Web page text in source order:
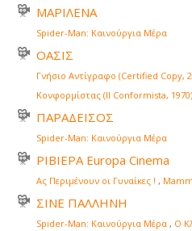
ΜΑΡΙΛΕΝΑ
Spider-Man: Καινούργια Μέρα
ΟΑΣΙΣ
Γνήσιο Αντίγραφο (Certified Copy,
Κονφορμίστας (Il Conformista, 1970)
ΠΑΡΑΔΕΙΣΟΣ
Spider-Man: Καινούργια Μέρα
ΡΙΒΙΕΡΑ Europa Cinema
Ας Περιμένουν οι Γυναίκες ! ,
ΣΙΝΕ ΠΑΛΛΗΝΗ
Spider-Man: Καινούργια Μέρα , Ο